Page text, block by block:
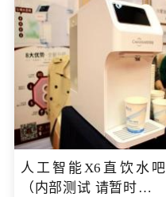
人工智能X6直饮水吧
（内部测试 请暂时不要